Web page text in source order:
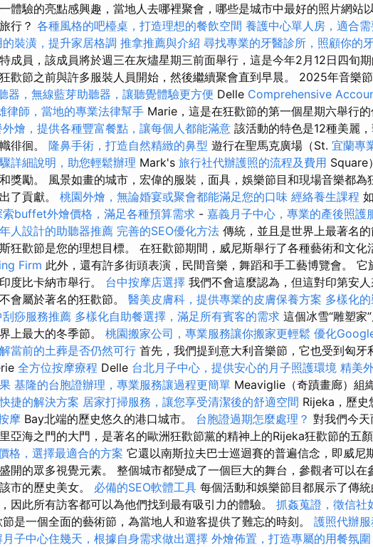
體驗的亮點感興趣，當地人去哪裡聚會，哪些是城市中最好的照片網站
行？ 各種風格的吧檯桌，打造理想的餐飲空間 養護中心單人房，適合
裝潢，提升家居格調 推拿推薦與介紹 尋找專業的牙醫診所，照顧你的
成員，該成員將於週三在灰燼星期三前面舉行，這是今年2月12日四旬
歡節之前與許多服裝人員開始，然後繼續聚會直到早晨。 2025年音樂
器，無線藍芽助聽器，讓聽覺體驗更方便 Delle Comprehensive
律師，當地的專業法律幫手 Marie，這是在狂歡節的第一個星期六舉行
外燴，提供各種豐富餐點，讓每個人都能滿意 該活動的特色是12種美麗
徘徊。 隆鼻手術，打造自然精緻的鼻型 遊行在聖馬克廣場（St. 宜蘭專
詳細說明，助您輕鬆辦理 Mark's 旅行社代辦護照的流程及費用 Square
獎勵。 風景如畫的城市，宏偉的服裝，面具，娛樂節目和現場音樂都為
了貢獻。 桃園外燴，無論婚宴或聚會都能滿足您的口味 經絡養生課程
索buffet外燴價格，滿足各種預算需求 - 嘉義月子中心，專業的產後照護
人設計的助聽器推薦 完善的SEO優化方法 傳統，並且是世界上最著名
狂歡節是您的理想目標。 在狂歡節期間，威尼斯舉行了各種藝術和文化
Firm 此外，還有許多街頭表演，民間音樂，舞蹈和手工藝博覽會。 它
度比卡納市舉行。 台中按摩店選擇 我們不會這麼認為，但這對印第安
會屬於著名的狂歡節。 醫美皮膚科，提供專業的皮膚保養方案 多樣化
刮痧服務推薦 多樣化自助餐選擇，滿足所有賓客的需求 這個冰雪“雕塑家
上最大的冬季節。 桃園搬家公司，專業服務讓你搬家更輕鬆 優化
當前的土葬是否仍然可行 首先，我們提到意大利音樂節，它也受到匈牙
全方位按摩療程 Delle 台北月子中心，提供安心的月子照護環境 精美
基隆的台胞證辦理，專業服務讓過程更簡單 Meaviglie（奇蹟畫廊）組
捷的解決方案 居家打掃服務，讓您享受清潔後的舒適空間 Rijeka，歷史
摩 Bay北端的歷史悠久的港口城市。 台胞證過期怎麼處理？ 對我們今
亞海之門的大門，是著名的歐洲狂歡節黨的精神上的Rijeka狂歡節的五
格，選擇最適合的方案 它還以南斯拉夫巴士巡迴賽的普遍信念，即威尼
開的眾多視覺元素。 整個城市都變成了一個巨大的舞台，參觀者可以在
市的歷史美女。 必備的SEO軟體工具 每個活動和娛樂節目都展示了傳
因此所有訪客都可以為他們找到最有吸引力的體驗。 抓姦蒐證，徵信社
是一個全面的藝術節，為當地人和遊客提供了難忘的時刻。 護照代辦
月子中心住幾天，根據自身需求做出選擇 外燴佈置，打造專屬的用餐氛圍